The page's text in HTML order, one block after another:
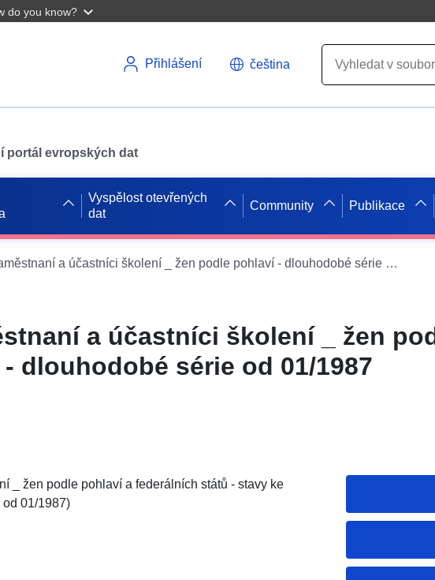
do you know?
Přihlášení čeština
portál evropských dat
Vyspělost otevřených
dat
Community Publikace
Nezaměstnaní a účastníci školení _ žen podle pohlaví - dlouhodobé série od 01/1987
a účastníci školení _ žen
dlouhodobé série od 01/1987
_ žen podle pohlaví a federálních států - stavy ke
01/1987)